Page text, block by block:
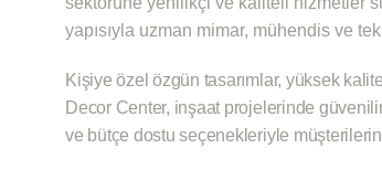
yapısıyla uzman mimar, mühendis ve
Kişiye özel özgün tasarımlar, yüksek
Decor Center, inşaat projelerinde
ve bütçe dostu seçenekleriyle